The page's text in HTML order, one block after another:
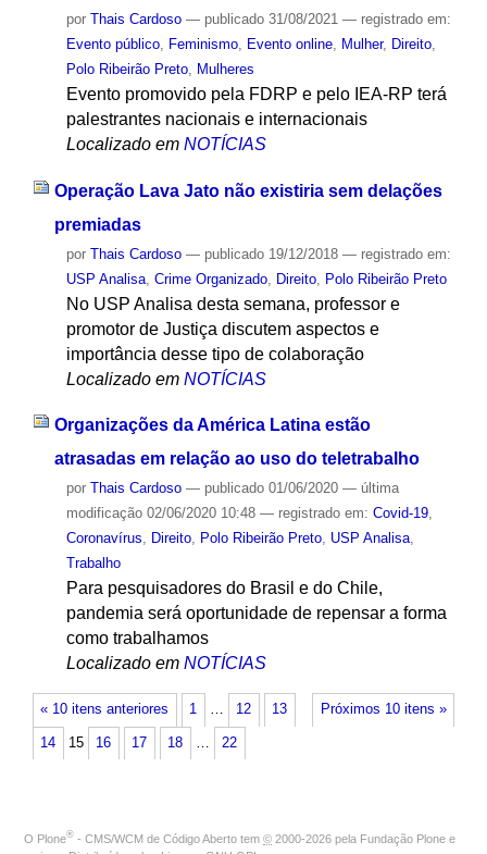
por Thais Cardoso — publicado31/08/2021 — registrado em:
Evento público, Feminismo, Evento online, Mulher, Direito,
Polo Ribeirão Preto, Mulheres
Evento promovido pela FDRP e pelo IEA-RP terá
palestrantes nacionais e internacionais
Localizado em NOTÍCIAS
Operação Lava Jato não existiria sem delações
premiadas
por Thais Cardoso — publicado19/12/2018 — registrado em:
USP Analisa, Crime Organizado, Direito, Polo Ribeirão Preto
No USP Analisa desta semana, professor e
promotor de Justiça discutem aspectos e
importância desse tipo de colaboração
Localizado em NOTÍCIAS
Organizações da América Latina estão
atrasadas em relação ao uso do teletrabalho
por Thais Cardoso — publicado01/06/2020 — última
modificação02/06/2020 10:48 — registrado em: Covid-19,
Coronavírus, Direito, Polo Ribeirão Preto, USP Analisa,
Trabalho
Para pesquisadores do Brasil e do Chile,
pandemia será oportunidade de repensar a forma
como trabalhamos
Localizado em NOTÍCIAS
« 10 itens anteriores Próximos 10 itens »
1 … 12 13
14 15 16 17 18 … 22
O Plone® - CMS/WCM de Código Aberto tem © 2000-2026 pela Fundação Plone e